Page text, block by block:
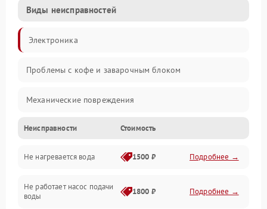
Виды неисправностей
Электроника
Проблемы с кофе и заварочным блоком
Механические повреждения
Прочие неисправности
Включение и работа
Проблемы с водой
Неисправности Стоимость
Не нагревается вода 1500 ₽ Подробнее →
Не работает насос подачи
воды
1800 ₽ Подробнее →